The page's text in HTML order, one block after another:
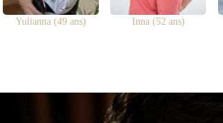
Yulianna (49 ans) Inna (52 ans)